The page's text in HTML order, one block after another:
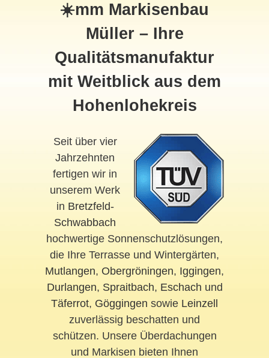
☀️mm Markisenbau
Müller – Ihre
Qualitätsmanufaktur
mit Weitblick aus dem
Hohenlohekreis
Seit über vier
Jahrzehnten
fertigen wir in
unserem Werk
in Bretzfeld-
Schwabbach
hochwertige Sonnenschutzlösungen,
die Ihre Terrasse und Wintergärten,
Mutlangen, Obergröningen, Iggingen,
Durlangen, Spraitbach, Eschach und
Täferrot, Göggingen sowie Leinzell
zuverlässig beschatten und
schützen. Unsere Überdachungen
und Markisen bieten Ihnen